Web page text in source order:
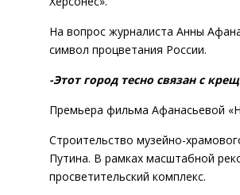
На вопрос журналиста Анны
символ процветания России.
-Этот город тесно связан с
Премьера фильма Афанасьевой
Строительство музейно-
Путина. В рамках масштабной
просветительский комплекс.